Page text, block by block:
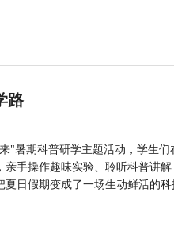
路
"暑期科普研学主题活动，学生
亲手操作趣味实验、聆听科普讲
夏日假期变成了一场生动鲜活的科